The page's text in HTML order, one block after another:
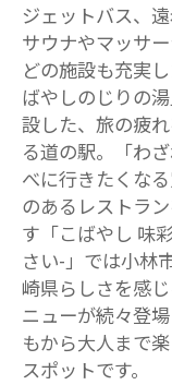
ジェットバス、
サウナやマッサ
どの施設も充実
ばやしのじりの
設した、旅の疲
る道の駅。「わ
べに行きたくなる
のあるレストラ
す「こばやし 味
さい-」では小林
崎県らしさを感
ニューが続々登
もから大人まで
スポットです。